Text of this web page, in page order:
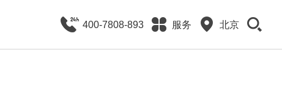
400-7808-893 服务 北京